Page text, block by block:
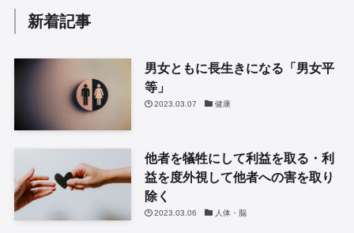
新着記事
男女ともに長生きになる「男女平
等」
2023.03.07 健康
他者を犠牲にして利益を取る・利
益を度外視して他者への害を取り
除く
2023.03.06 人体・脳